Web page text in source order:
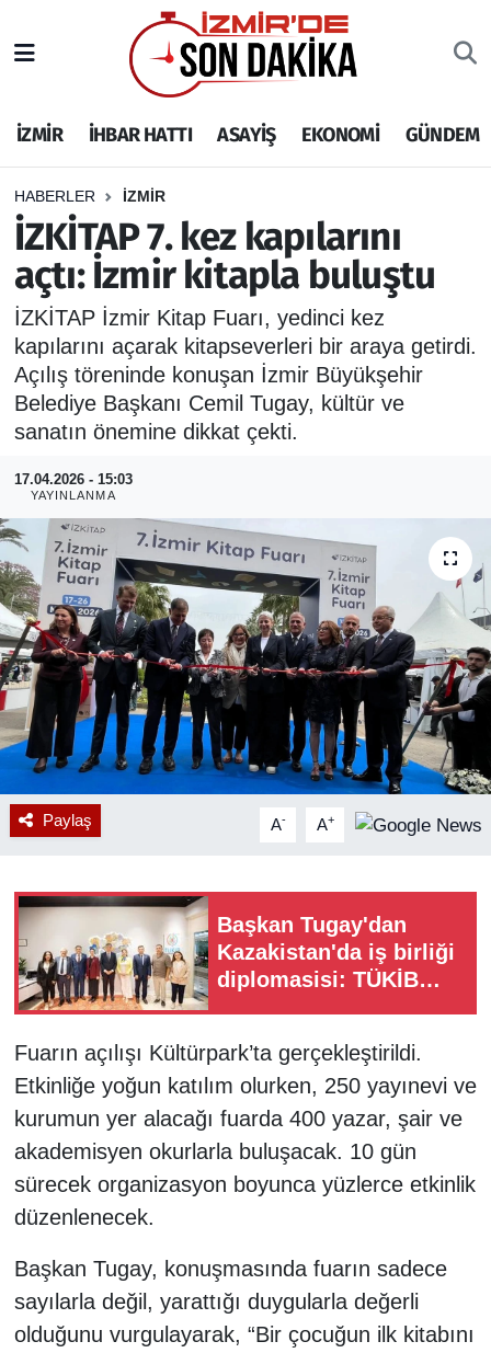
İZMİR İHBAR HATTI ASAYİŞ EKONOMİ GÜNDEM
HABERLER İZMİR
İZKİTAP 7. kez kapılarını
açtı: İzmir kitapla buluştu
İZKİTAP İzmir Kitap Fuarı, yedinci kez
kapılarını açarak kitapseverleri bir araya getirdi.
Açılış töreninde konuşan İzmir Büyükşehir
Belediye Başkanı Cemil Tugay, kültür ve
sanatın önemine dikkat çekti.
17.04.2026 - 15:03
YAYINLANMA
Paylaş A- A+
Başkan Tugay'dan
Kazakistan'da iş birliği
diplomasisi: TÜKİB
Fuarın açılışı Kültürpark’ta gerçekleştirildi.
Etkinliğe yoğun katılım olurken, 250 yayınevi ve
kurumun yer alacağı fuarda 400 yazar, şair ve
akademisyen okurlarla buluşacak. 10 gün
sürecek organizasyon boyunca yüzlerce etkinlik
düzenlenecek.
Başkan Tugay, konuşmasında fuarın sadece
sayılarla değil, yarattığı duygularla değerli
olduğunu vurgulayarak, “Bir çocuğun ilk kitabını
İHBAR HATTI
DEPREM
GENEL
EKONOMİ
SİYASET
SPOR
ASAYİŞ
RESMİ REKLAM
İzmir Nöbetçi Eczaneler
İzmir Hava Durumu
İzmir Namaz Vakitleri
İzmir Trafik Yoğunluk Haritası
Puan Durumu ve Fikstür
Tüm Manşetler
Son Dakika Haberleri
Haber Arşivi